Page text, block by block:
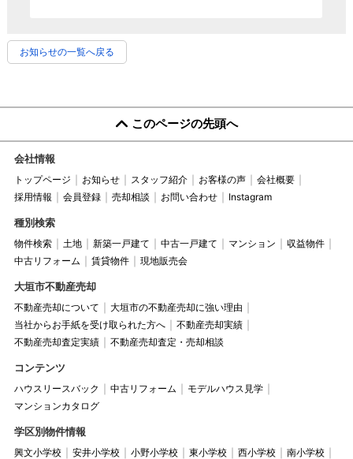
お知らせの一覧へ戻る
このページの先頭へ
会社情報
トップページ お知らせ スタッフ紹介 お客様の声
会社概要
採用情報
会員登録 売却相談 お問い合わせ Instagram
種別検索
物件検索 土地 新築一戸建て 中古一戸建て マンション
収益物件
中古リフォーム
賃貸物件 現地販売会
大垣市不動産売却
不動産売却について
大垣市の不動産売却に強い理由
当社からお手紙を受け取られた方へ
不動産売却実績
不動産売却査定実績
不動産売却査定・売却相談
コンテンツ
ハウスリースバック 中古リフォーム
モデルハウス見学
マンションカタログ
学区別物件情報
興文小学校 安井小学校 小野小学校 東小学校 西小学校
南小学校